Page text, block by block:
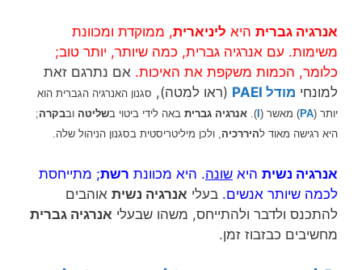
אנרגיה גברית היא ליניארית, ממוקדת ומכוונת
משימות. עם אנרגיה גברית, כמה שיותר, יותר טוב;
כלומר, הכמות משקפת את האיכות. אם נתרגם זאת
למונחי מודל PAEI (ראו למטה), סגנון האנרגיה הגברית הוא
יותר (PA) מאשר ( ). אנרגיה גברית באה לידי ביטוי בשליטה ובבקרה;
היא רגישה מאוד להיררכיה, ולכן מיליטריסטית בסגנון הניהול שלה.
אנרגיה נשית היא שונה. היא מכוונת רשת; מתייחסת
לכמה שיותר אנשים. בעלי אנרגיה נשית אוהבים
להתכנס ולדבר ולהתייחס, משהו שבעלי אנרגיה גברית
מחשיבים כבזבוז זמן.